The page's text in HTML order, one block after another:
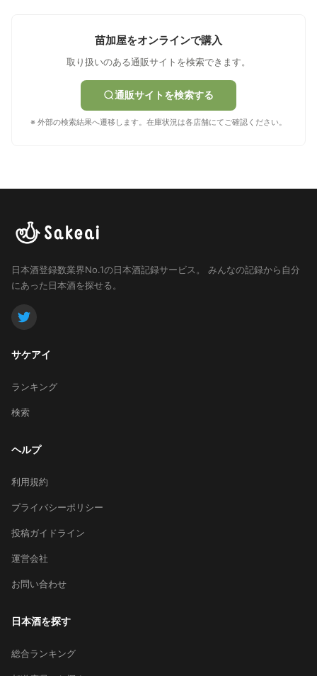
苗加屋をオンラインで購入
取り扱いのある通販サイトを検索できます。
通販サイトを検索する
※ 外部の検索結果へ遷移します。在庫状況は各店舗にてご確認ください。
日本酒登録数業界No.1の日本酒記録サービス。
みんなの記録から自分
にあった日本酒を探せる。
サケアイ
ランキング
検索
ヘルプ
利用規約
プライバシーポリシー
投稿ガイドライン
運営会社
お問い合わせ
日本酒を探す
総合ランキング